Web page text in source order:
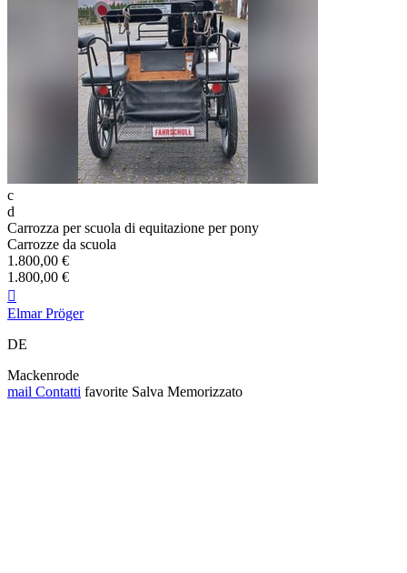
c
d
Carrozza per scuola di equitazione per pony
Carrozze da scuola
1.800,00 €
1.800,00 €

Elmar Pröger
DE
Mackenrode
mail Contatti favorite Salva Memorizzato